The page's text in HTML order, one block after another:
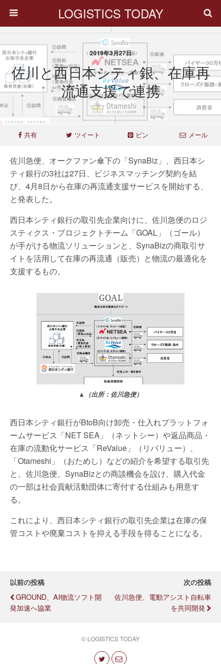
LOGISTICS TODAY
2019年3月27日
佐川と西日本シティ銀、在庫再
流通支援で連携
共有 ツイート ピン メール
佐川急便、オークファン傘下の「SynaBiz」、西日本シ
ティ銀行の3社は27日、ビジネスマッチング契約を結
び、4月8日から在庫の再流通支援サービスを開始する、
と発表した。
西日本シティ銀行の取引先企業向けに、佐川急便のロジ
スティクス・プロジェクトチーム「GOAL」（ゴール）
が手がける物流ソリューションと、SynaBizの商取引サ
イトを活用して在庫の再流通（販売）と物流の最適化を
支援するもの。
▲（出所：佐川急便）
西日本シティ銀行がBtoB向け卸売・仕入れプラットフォ
ームサービス「NET SEA」（ネットシー）や返品商品・
在庫の流動化サービス「ReValue」（リバリュー）、
「Otameshi」（おためし）などの紹介を希望する取引先
と、佐川急便、SynaBizとの商談機会を設け、購入代金
の一部は社会貢献活動団体に寄付する仕組みも用意す
る。
これにより、西日本シティ銀行の取引先企業は在庫の保
管コストや廃棄コストを抑える手段を得ることになる。
以前の投稿
GROUND、AI物流ソフト開
発加速へ協業
次の投稿
佐川急便、電動アシスト自転車
を共同開発
© LOGISTICS TODAY